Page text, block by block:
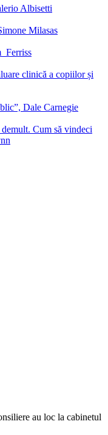
Albisetti
Milasas
Ferriss
clinică a copiilor și
Dale Carnegie
demult. Cum să vindeci
au loc la cabinetul